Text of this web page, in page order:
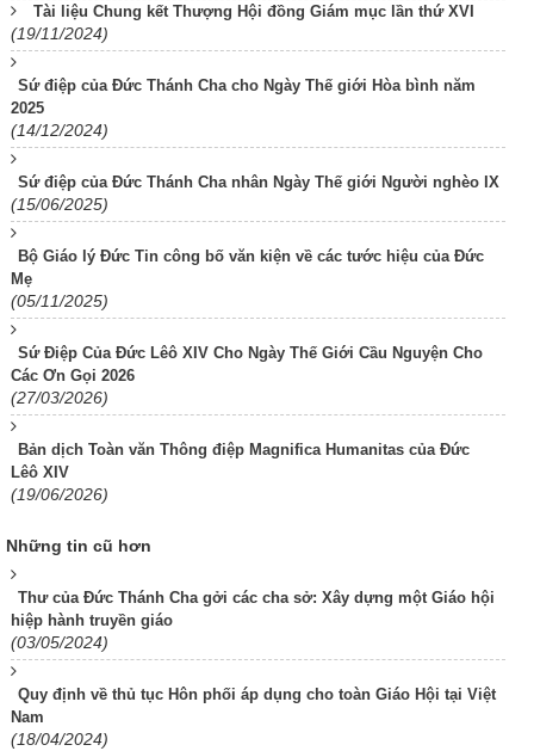
Tài liệu Chung kết Thượng Hội đồng Giám mục lần thứ XVI
(19/11/2024)
Sứ điệp của Đức Thánh Cha cho Ngày Thế giới Hòa bình năm
2025
(14/12/2024)
Sứ điệp của Đức Thánh Cha nhân Ngày Thế giới Người nghèo IX
(15/06/2025)
Bộ Giáo lý Đức Tin công bố văn kiện về các tước hiệu của Đức
Mẹ
(05/11/2025)
Sứ Điệp Của Đức Lêô XIV Cho Ngày Thế Giới Cầu Nguyện Cho
Các Ơn Gọi 2026
(27/03/2026)
Bản dịch Toàn văn Thông điệp Magnifica Humanitas của Đức
Lêô XIV
(19/06/2026)
Những tin cũ hơn
Thư của Đức Thánh Cha gởi các cha sở: Xây dựng một Giáo hội
hiệp hành truyền giáo
(03/05/2024)
Quy định về thủ tục Hôn phối áp dụng cho toàn Giáo Hội tại Việt
Nam
(18/04/2024)